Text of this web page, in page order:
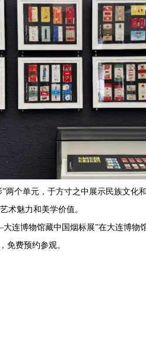
”两个单元，于方寸之中展示民族文化
术魅力和美学价值。
连博物馆藏中国烟标展”在大连博物
免费预约参观。